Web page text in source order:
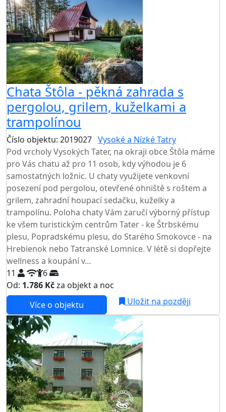
Chata Štôla - pěkná zahrada s
pergolou, grilem, kuželkami a
trampolínou
Číslo objektu: 2019027 Vysoké a Nízké Tatry
Pod vrcholy Vysokých Tater, na okraji obce Štôla máme
pro Vás chatu až pro 11 osob, kdy výhodou je 6
samostatných ložnic. U chaty využijete venkovní
posezení pod pergolou, otevřené ohniště s roštem a
grilem, zahradní houpací sedačku, kuželky a
trampolínu. Poloha chaty Vám zaručí výborný přístup
ke všem turistickým centrům Tater - ke Štrbskému
plesu, Popradskému plesu, do Starého Smokovce - na
Hrebienok nebo Tatranské Lomnice. V létě si dopřejte
wellness a koupání v...
11
6
Od: 1.786 Kčza objekt a noc
Více o objektu Uložit na později